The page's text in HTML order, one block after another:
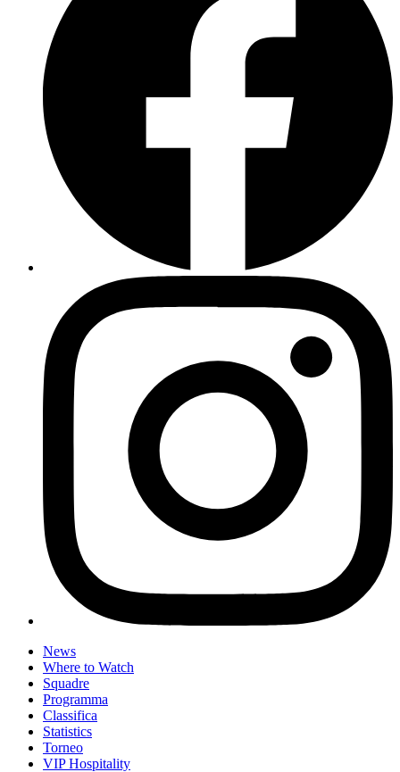
News
Where to Watch
Squadre
Programma
Classifica
Statistics
Torneo
VIP Hospitality